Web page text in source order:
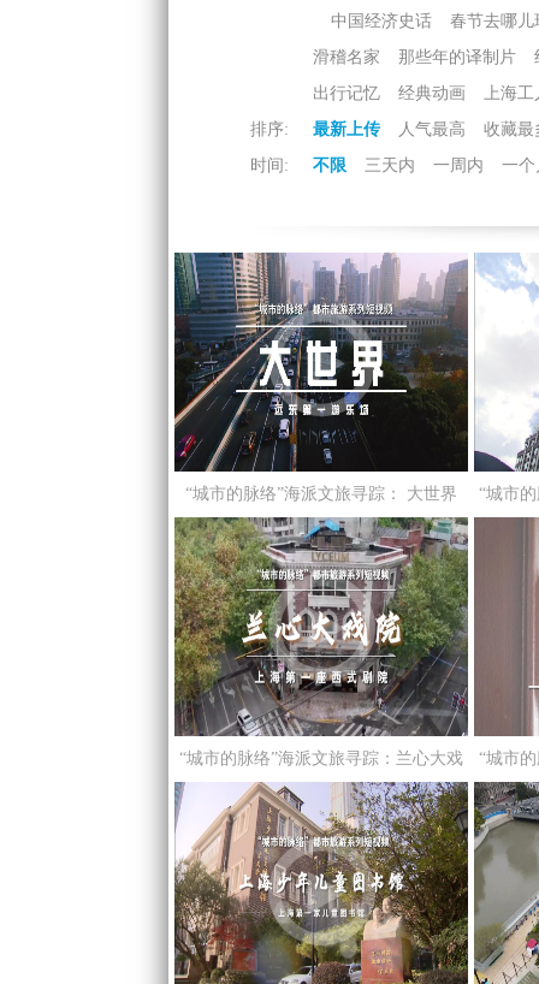
中国经济史话
春节去哪儿
滑稽名家
那些年的译制片
出行记忆
经典动画
上海工
排序:
最新上传 人气最高
收藏最
时间:
不限 三天内 一周内 一个
“城市的脉络”海派文旅寻踪： 大世界
——远东第一游乐场
“城市
“城市的脉络”海派文旅寻踪：兰心大戏
院——上海第一座西式剧院
“城市